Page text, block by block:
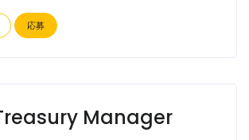
応募
Manager